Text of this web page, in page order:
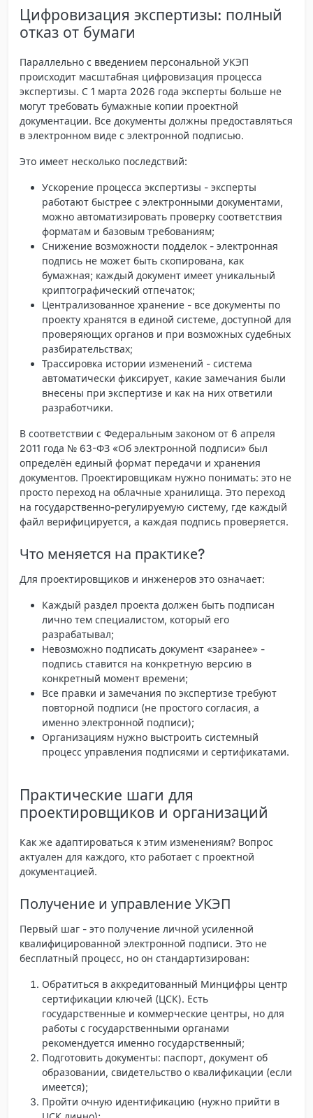
Цифровизация экспертизы: полный
отказ от бумаги
Параллельно с введением персональной УКЭП
происходит масштабная цифровизация процесса
экспертизы. С 1 марта 2026 года эксперты больше не
могут требовать бумажные копии проектной
документации. Все документы должны предоставляться
в электронном виде с электронной подписью.
Это имеет несколько последствий:
Ускорение процесса экспертизы - эксперты
работают быстрее с электронными документами,
можно автоматизировать проверку соответствия
форматам и базовым требованиям;
Снижение возможности подделок - электронная
подпись не может быть скопирована, как
бумажная; каждый документ имеет уникальный
криптографический отпечаток;
Централизованное хранение - все документы по
проекту хранятся в единой системе, доступной для
проверяющих органов и при возможных судебных
разбирательствах;
Трассировка истории изменений - система
автоматически фиксирует, какие замечания были
внесены при экспертизе и как на них ответили
разработчики.
В соответствии с Федеральным законом от 6 апреля
2011 года № 63-ФЗ «Об электронной подписи» был
определён единый формат передачи и хранения
документов. Проектировщикам нужно понимать: это не
просто переход на облачные хранилища. Это переход
на государственно-регулируемую систему, где каждый
файл верифицируется, а каждая подпись проверяется.
Что меняется на практике?
Для проектировщиков и инженеров это означает:
Каждый раздел проекта должен быть подписан
лично тем специалистом, который его
разрабатывал;
Невозможно подписать документ «заранее» -
подпись ставится на конкретную версию в
конкретный момент времени;
Все правки и замечания по экспертизе требуют
повторной подписи (не простого согласия, а
именно электронной подписи);
Организациям нужно выстроить системный
процесс управления подписями и сертификатами.
Практические шаги для
проектировщиков и организаций
Как же адаптироваться к этим изменениям? Вопрос
актуален для каждого, кто работает с проектной
документацией.
Получение и управление УКЭП
Первый шаг - это получение личной усиленной
квалифицированной электронной подписи. Это не
бесплатный процесс, но он стандартизирован:
Обратиться в аккредитованный Минцифры центр
сертификации ключей (ЦСК). Есть
государственные и коммерческие центры, но для
работы с государственными органами
рекомендуется именно государственный;
Подготовить документы: паспорт, документ об
образовании, свидетельство о квалификации (если
имеется);
Пройти очную идентификацию (нужно прийти в